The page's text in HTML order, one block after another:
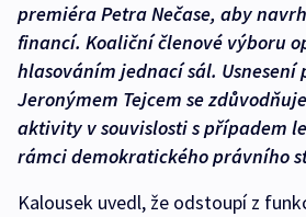
premiéra Petra Nečase, aby
financí. Koaliční členové výboru
hlasováním jednací sál. Usnesení
Jeronýmem Tejcem se
aktivity v souvislosti s případem
rámci demokratického právního
Kalousek uvedl, že odstoupí z